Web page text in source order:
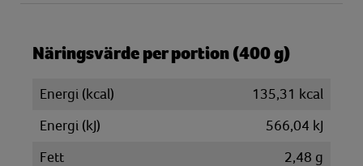
Näringsvärde per portion (400 g)
Energi (kcal)
135,31 kcal
Energi (kJ)
566,04 kJ
Fett
2,48 g